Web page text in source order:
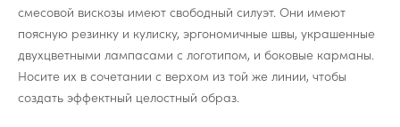
смесовой вискозы имеют свободный силуэт. Они имеют
поясную резинку и кулиску, эргономичные швы, украшенные
двухцветными лампасами с логотипом, и боковые карманы.
Носите их в сочетании с верхом из той же линии, чтобы
создать эффектный целостный образ.